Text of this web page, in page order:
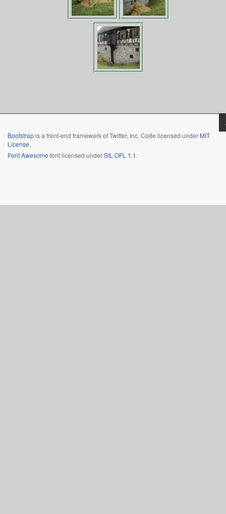
Bootstrapis a front-end framework of Twitter, Inc. Code licensed under MIT
License.
Font Awesome font licensed underSIL OFL 1.1.